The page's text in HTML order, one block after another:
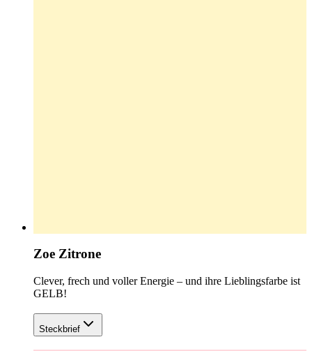
Zoe Zitrone
Clever, frech und voller Energie – und ihre Lieblingsfarbe ist
GELB!
Steckbrief